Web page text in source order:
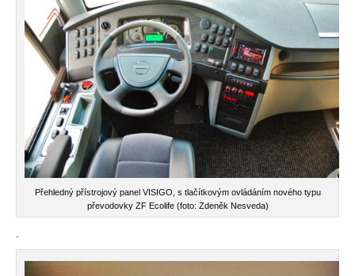
Přehledný přístrojový panel VISIGO, s tlačítkovým ovládáním nového typu
převodovky ZF Ecolife (foto: Zdeněk Nesveda)